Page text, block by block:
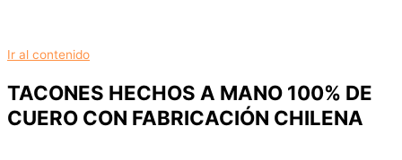
Ir al contenido
TACONES HECHOS A MANO 100% DE
CUERO CON FABRICACIÓN CHILENA